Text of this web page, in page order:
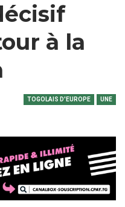
à la
TOGOLAIS D'EUROPE UNE